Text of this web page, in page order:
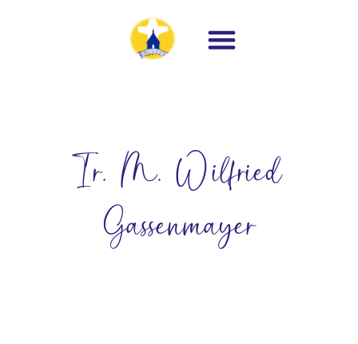
Ir. M. Wilfried
Gassenmayer